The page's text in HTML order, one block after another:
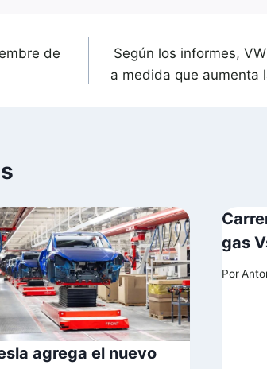
de
Según los informes,
a medida que aumenta
agrega el nuevo
gas
Por